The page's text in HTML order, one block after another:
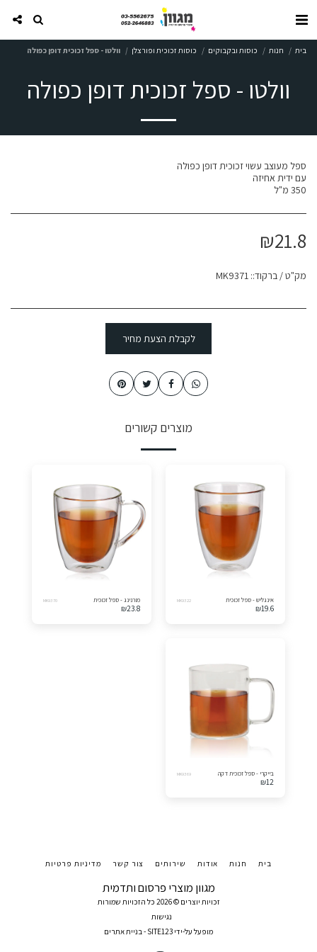
בית חנות כוסות ובקבוקים כוסות זכוכית ופורצלן וולטו - ספל זכוכית דופן כפולה
וולטו - ספל זכוכית דופן כפולה
350 מ"ל
₪21.8
מק"ט / ברקוד:: MK9371
לקבלת הצעת מחיר
מוצרים קשורים
אינגליש - ספל זכוכית MK9322
₪19.6
מורנינג - ספל זכוכית MK9370
₪23.8
בייקרי - ספל זכוכית דקה MK9369
₪12
מגוון מוצרי פרסום ותדמית
זכויות יוצרים © 2026 כל הזכויות שמורות
נגישות
מופעל על-ידי SITE123
- בניית אתרים
בית חנות אודות שירותים צור קשר מדיניות פרטיות